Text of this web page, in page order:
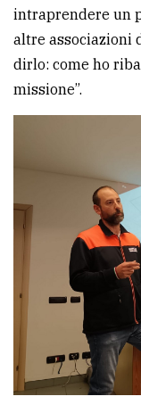
intraprendere un
altre associazioni
dirlo: come ho
missione”.